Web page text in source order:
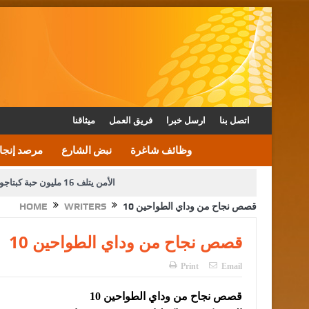
ميثاقنا فريق العمل ارسل خبرا اتصل بنا
مرصد نبض الشارع وظائف شاغرة
الأمن يتلف 16 مليون حبة كبتاجون و1480 كغم مواد مخدرة
دعوة المكلفين بخدمة العلم (الدفعة الثالثة) إلى مراجعة
HOME WRITERS قصص نجاح من وداي الطواحين 10
قصص نجاح من وداي الطواحين 10
Print Email
قصص نجاح من وداي الطواحين 10